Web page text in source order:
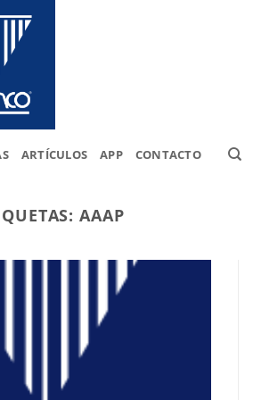
ARTÍCULOS APP CONTACTO
AAAP